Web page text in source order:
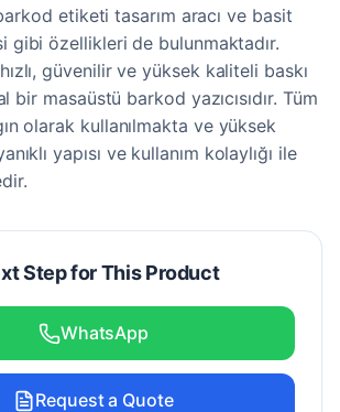
etiketi tasarım aracı ve basit
gibi özellikleri de bulunmaktadır.
güvenilir ve yüksek kaliteli baskı
bir masaüstü barkod yazıcısıdır. Tüm
olarak kullanılmakta ve yüksek
yapısı ve kullanım kolaylığı ile
Step for This Product
WhatsApp
Request a Quote